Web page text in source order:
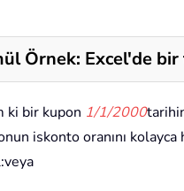
Örnek: Excel'de
ki bir kupon 1/1/2000
iskonto oranını